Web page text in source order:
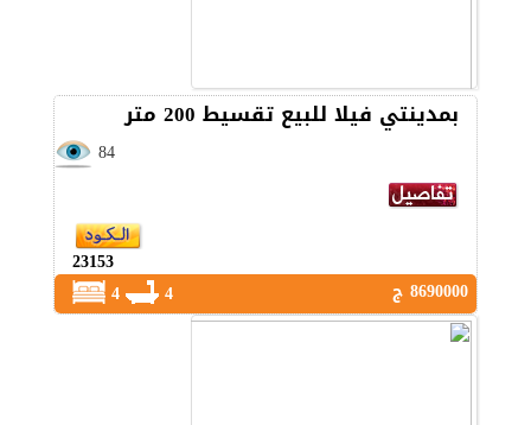
بمدينتي فيلا للبيع تقسيط 200 متر
84
23153
8690000 ج
4